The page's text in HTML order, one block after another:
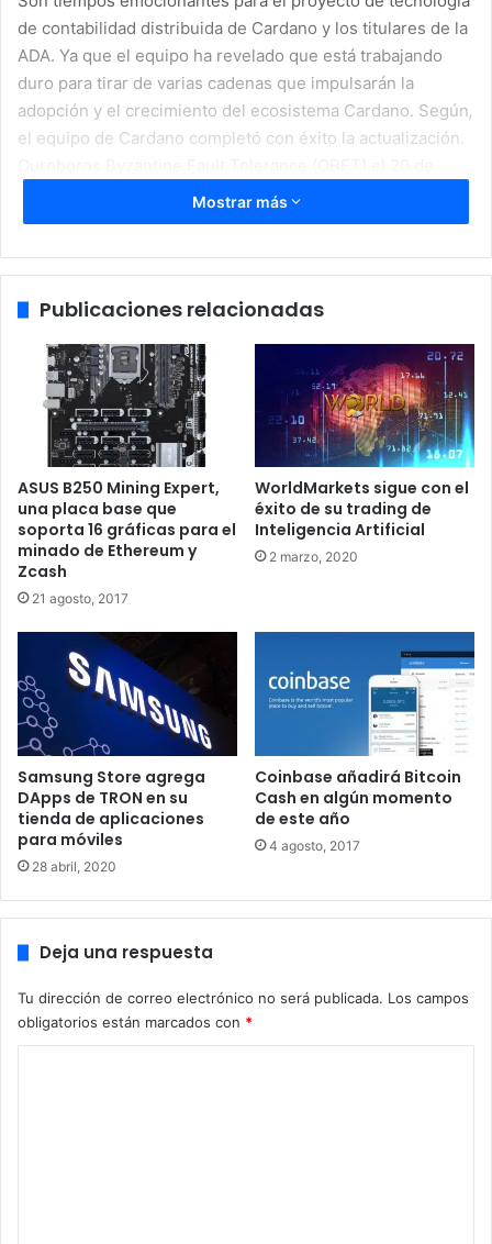
de contabilidad distribuida de Cardano y los titulares de la
ADA. Ya que el equipo ha revelado que está trabajando
duro para tirar de varias cadenas que impulsarán la
adopción y el crecimiento del ecosistema Cardano. Según,
el equipo de Cardano completó con éxito la actualización.
febrero de 2020, fue un hito significativo que establece
una base sólida para la llegada de la era Shelley.
[amazon box=»B07FY5R77T»]
A Cardano (ADA) parece irle
muy bien
En la última transmisiónde Hoskinson, el matemático de
gran reputación declaró categóricamente que la ejecución
sin problemas de la bifurcación dura OBFT. Es un
momento masivo para la Fundación Cardano en su
conjunto. Si todo sale según lo planeado, el testnet de
Shelley se activará antes del final de marzo de 2020.
Además, Hoskinson también ha insinuado que el equipo
lanzamiento de la red de pruebas Shelley sea lo más
sencillo posible. Por lo que planea implementar el reinicio
de Byron a mediados de marzo de 2020.
A principios de enero de 2020, surgieron informes de que
Cardano había firmado un acuerdo de asociación con la
firma de servicios profesionales «Big Four». Con
PricewaterhouseCoopers (PwC) en un intento por
promover la adopción de ADA. Hoskinson dice que
colaboración con PwC desde el 6 de marzo de 2020.
Mostrar más
Publicaciones relacionadas
ASUS B250 Mining Expert,
una placa base que
soporta 16 gráficas para el
minado de Ethereum y
Zcash
21 agosto, 2017
WorldMarkets sigue con el
éxito de su trading de
Inteligencia Artificial
2 marzo, 2020
Samsung Store agrega
DApps de TRON en su
tienda de aplicaciones
para móviles
28 abril, 2020
Coinbase añadirá Bitcoin
Cash en algún momento
de este año
4 agosto, 2017
Deja una respuesta
Tu dirección de correo electrónico no será publicada. Los campos
obligatorios están marcados con *